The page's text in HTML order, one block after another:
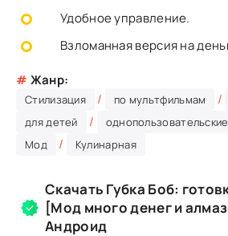
Удобное управление.
Взломанная версия на
# Жанр:
Стилизация / по мультфильмам /
для детей / однопользовательские
Мод / Кулинарная
Скачать Губка Боб:
[Мод много денег и
Андроид